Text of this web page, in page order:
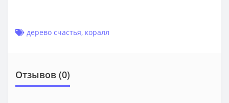
дерево счастья, коралл
Отзывов (0)